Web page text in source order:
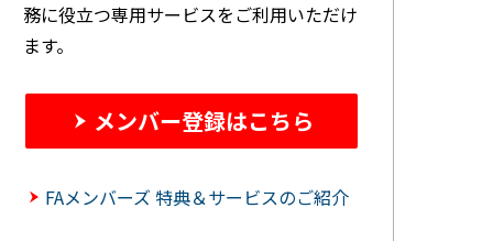
務に役立つ専用サービスをご利用いただけ
ます。
メンバー登録はこちら
FAメンバーズ 特典＆サービスのご紹介